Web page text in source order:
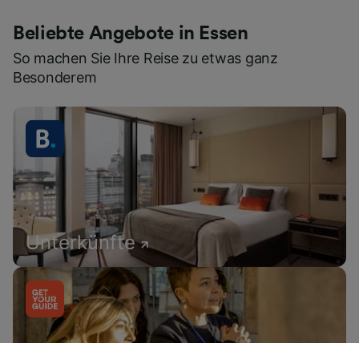
Beliebte Angebote in Essen
So machen Sie Ihre Reise zu etwas ganz
Besonderem
Unterkünfte